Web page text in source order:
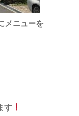
メニューを
す